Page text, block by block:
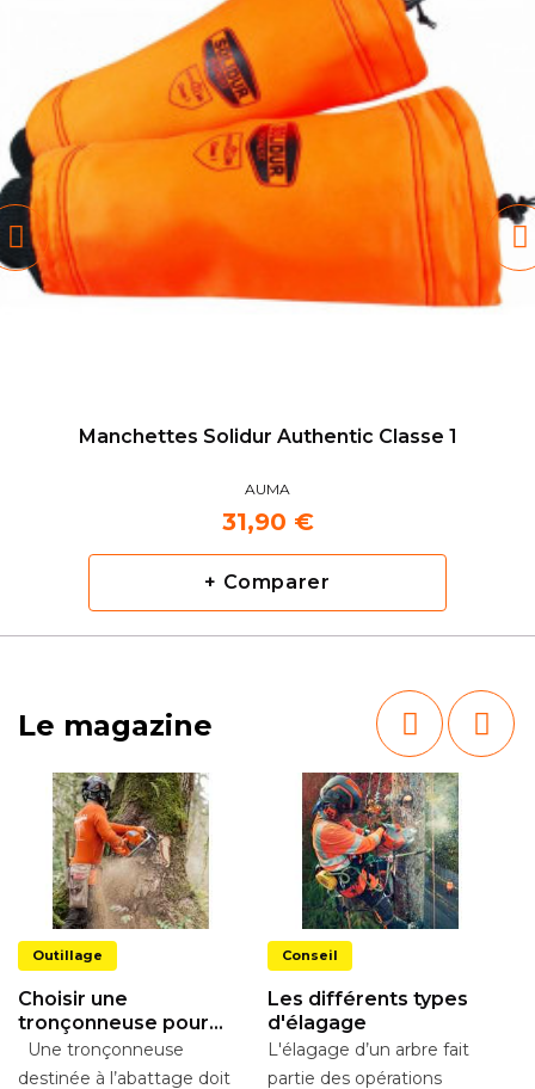
Manchettes Solidur Authentic Classe 1
AUMA
31,90 €
+ Comparer
Le magazine
Outillage
Choisir une
tronçonneuse pour
l’abattage
Une tronçonneuse
destinée à l’abattage doit
Conseil
Les différents types
d'élagage
L'élagage d’un arbre fait
partie des opérations